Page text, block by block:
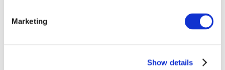
Marketing
Show details